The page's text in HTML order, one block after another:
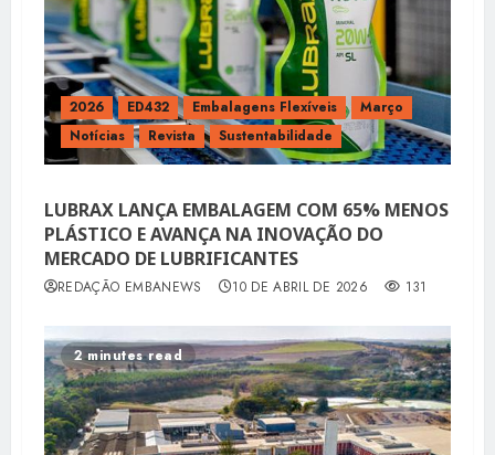
2026 ED432 Embalagens Flexíveis
Março
Notícias
Revista Sustentabilidade
LUBRAX LANÇA EMBALAGEM COM 65% MENOS
PLÁSTICO E AVANÇA NA INOVAÇÃO DO
MERCADO DE LUBRIFICANTES
REDAÇÃO EMBANEWS 10 DE ABRIL DE 2026 131
2 minutes read